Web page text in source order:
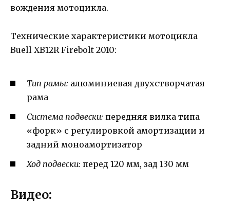
вождения мотоцикла.
Технические характеристики мотоцикла
Buell XB12R Firebolt 2010:
Тип рамы: алюминиевая двухстворчатая
рама
Система подвески: передняя вилка типа
«форк» с регулировкой амортизации и
задний моноамортизатор
Ход подвески: перед 120 мм, зад 130 мм
Видео: